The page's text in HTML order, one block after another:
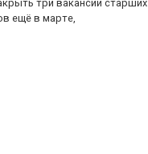
три вакансии старших
ещё в марте,